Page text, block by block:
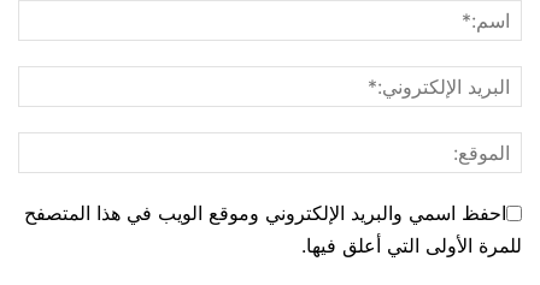
احفظ اسمي والبريد الإلكتروني وموقع الويب في هذا المتصفح
للمرة الأولى التي أعلق فيها.